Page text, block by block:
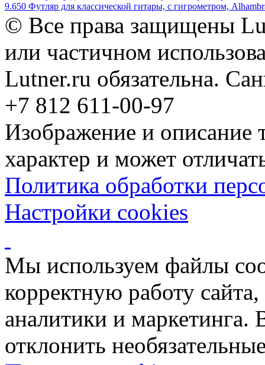
9.650 Футляр для классической гитары, с гигрометром,
© Все права защищены
или частичном
Lutner.ru обязательна.
+7 812 611-00-97
Изображение и описание
характер и может
Политика обработки
Настройки cookies
Мы используем файлы
корректную работу
аналитики и
отклонить